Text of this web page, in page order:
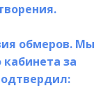
обмеров. Мы
за